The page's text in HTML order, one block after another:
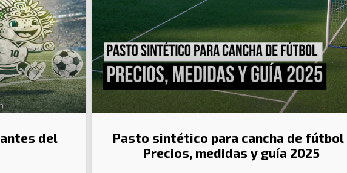
del
Pasto sintético para cancha de fútbol
Precios, medidas y guía 2025